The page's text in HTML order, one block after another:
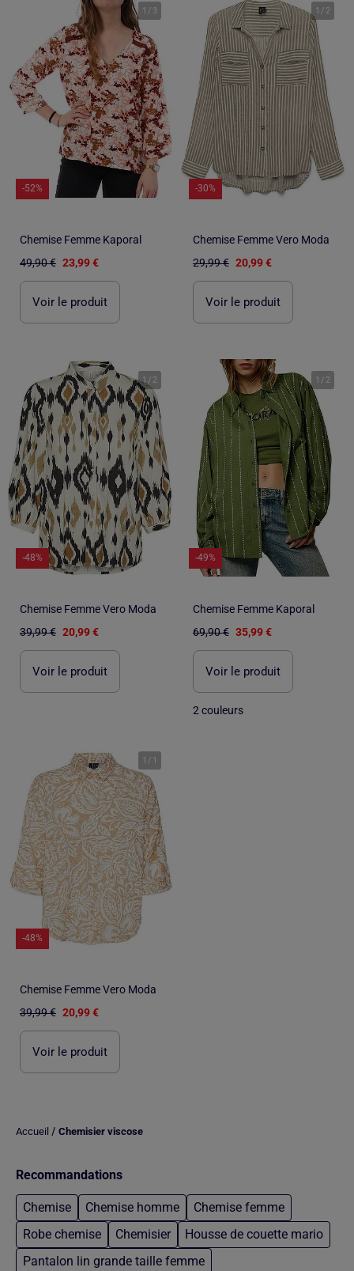
1 / 3
-52%
Chemise Femme Kaporal
49,90 € 23,99 €
Voir le produit
1 / 2
-30%
Chemise Femme Vero Moda
29,99 € 20,99 €
Voir le produit
1 / 2
-48%
Chemise Femme Vero Moda
39,99 € 20,99 €
Voir le produit
1 / 2
-49%
Chemise Femme Kaporal
69,90 € 35,99 €
Voir le produit
2 couleurs
1 / 1
-48%
Chemise Femme Vero Moda
39,99 € 20,99 €
Voir le produit
Accueil / Chemisier viscose
Recommandations
Chemise Chemise homme
Chemise femme
Robe chemise
Chemisier
Housse de couette mario
Pantalon lin grande taille femme